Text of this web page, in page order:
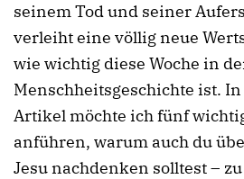
seinem Tod und seiner
verleiht eine völlig neue
wie wichtig diese Woche in
Menschheitsgeschichte ist.
Artikel möchte ich fünf
anführen, warum auch du
Jesu nachdenken solltest –